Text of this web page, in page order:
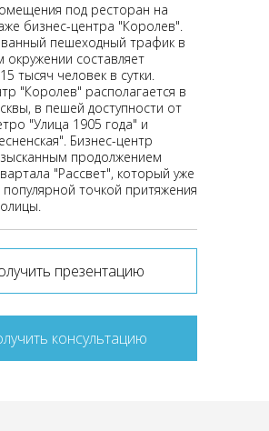
под ресторан на
бизнес-центра "Королев".
пешеходный трафик в
составляет
тысяч человек в сутки.
"Королев" располагается в
в пешей доступности от
"Улица 1905 года" и
Бизнес-центр
продолжением
"Рассвет", который уже
популярной точкой притяжения
презентацию
консультацию